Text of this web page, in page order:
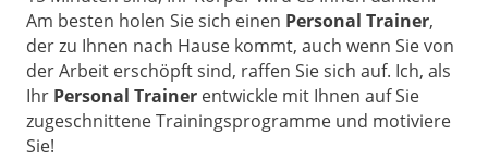
Am besten holen Sie sich einen Personal Trainer,
der zu Ihnen nach Hause kommt, auch wenn Sie von
der Arbeit erschöpft sind, raffen Sie sich auf. Ich, als
Ihr Personal Trainer entwickle mit Ihnen auf Sie
zugeschnittene Trainingsprogramme und motiviere
Sie!